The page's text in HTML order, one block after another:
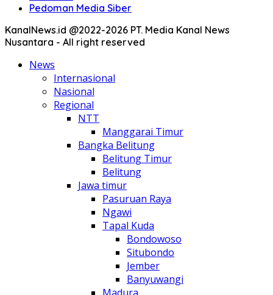
Pedoman Media Siber
KanalNews.id @2022-2026 PT. Media Kanal News
Nusantara - All right reserved
News
Internasional
Nasional
Regional
NTT
Manggarai Timur
Bangka Belitung
Belitung Timur
Belitung
Jawa timur
Pasuruan Raya
Ngawi
Tapal Kuda
Bondowoso
Situbondo
Jember
Banyuwangi